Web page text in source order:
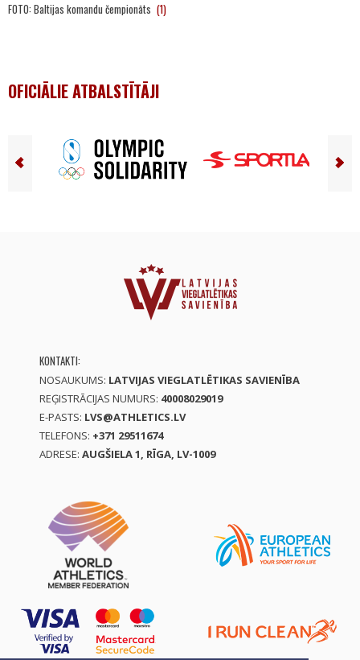
FOTO: Baltijas komandu čempionāts (1)
OFICIĀLIE ATBALSTĪTĀJI
KONTAKTI:
NOSAUKUMS: LATVIJAS VIEGLATLĒTIKAS SAVIENĪBA
REĢISTRĀCIJAS NUMURS: 40008029019
E-PASTS: LVS@ATHLETICS.LV
TELEFONS: +371 29511674
ADRESE: AUGŠIELA 1, RĪGA, LV-1009